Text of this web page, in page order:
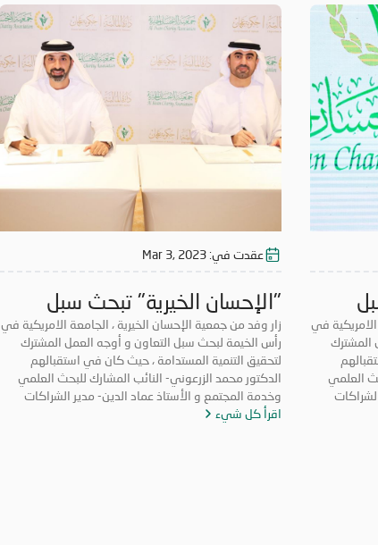
في
المشترك
العلمي
المجتمع و الأستاذ عماد الدين- مدير الشراكات
عقدت في:Mar 3, 2023
"الإحسان الخيرية" تبحث سبل
التعاون مع «الجامعة الامريكية»
في رأس الخيمة
زار وفد من جمعية الإحسان الخيرية ، الجامعة الامريكية في
رأس الخيمة لبحث سبل التعاون و أوجه العمل المشترك
لتحقيق التنمية المستدامة ، حيث كان في استقبالهم
الدكتور محمد الزرعوني- النائب المشارك للبحث العلمي
وخدمة المجتمع و الأستاذ عماد الدين- مدير الشراكات
المجتمعية والأعمال بالجامعة.
اقرأ كل شيء